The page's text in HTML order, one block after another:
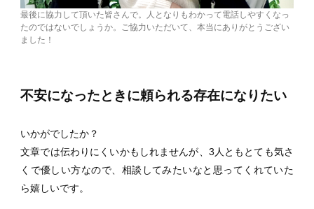
最後に協力して頂いた皆さんで。人となりもわかって電話しやすくなっ
たのではないでしょうか。ご協力いただいて、本当にありがとうござい
ました！
不安になったときに頼られる存在になりたい
いかがでしたか？
文章では伝わりにくいかもしれませんが、3人ともとても気さ
くで優しい方なので、相談してみたいなと思ってくれていた
ら嬉しいです。